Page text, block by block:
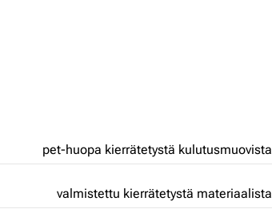
pet-huopa kierrätetystä kulutusmuovista
valmistettu kierrätetystä materiaalista